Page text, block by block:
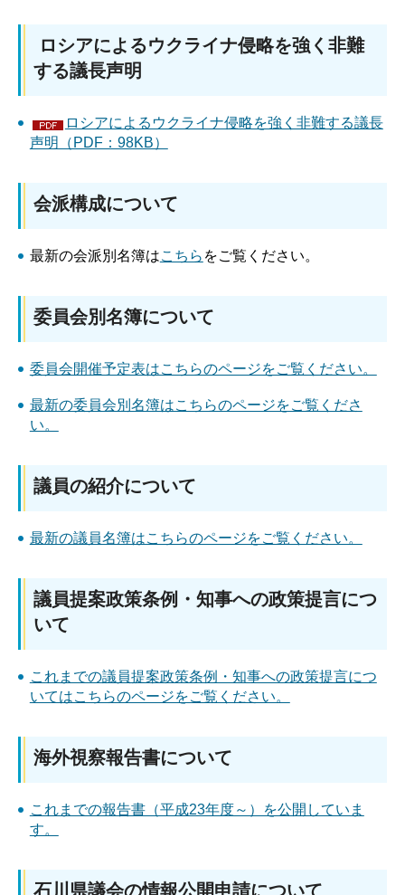
ロシアによるウクライナ侵略を強く非難
する議長声明
ロシアによるウクライナ侵略を強く非難する議長
声明（PDF：98KB）
会派構成について
最新の会派別名簿はこちら をご覧ください。
委員会別名簿について
委員会開催予定表はこちらのページをご覧ください。
最新の委員会別名簿はこちらのページをご覧くださ
い。
議員の紹介について
最新の議員名簿はこちらのページをご覧ください。
議員提案政策条例・知事への政策提言につ
いて
これまでの議員提案政策条例・知事への政策提言につ
いてはこちらのページをご覧ください。
海外視察報告書について
これまでの報告書（平成23年度～）を公開していま
す。
石川県議会の情報公開申請について